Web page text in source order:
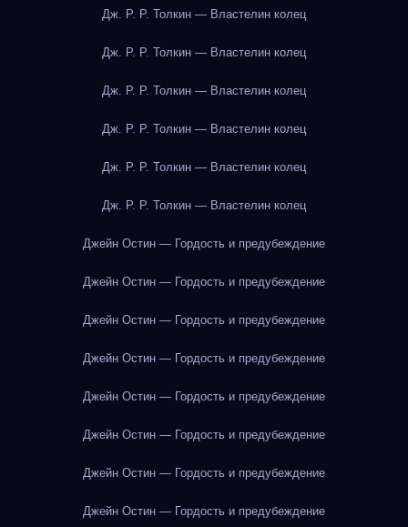
Дж. Р. Р. Толкин — Властелин колец
Дж. Р. Р. Толкин — Властелин колец
Дж. Р. Р. Толкин — Властелин колец
Дж. Р. Р. Толкин — Властелин колец
Дж. Р. Р. Толкин — Властелин колец
Дж. Р. Р. Толкин — Властелин колец
Джейн Остин — Гордость и предубеждение
Джейн Остин — Гордость и предубеждение
Джейн Остин — Гордость и предубеждение
Джейн Остин — Гордость и предубеждение
Джейн Остин — Гордость и предубеждение
Джейн Остин — Гордость и предубеждение
Джейн Остин — Гордость и предубеждение
Джейн Остин — Гордость и предубеждение